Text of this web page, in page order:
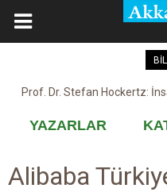
Kovid-19
YAZARLAR
Alibaba